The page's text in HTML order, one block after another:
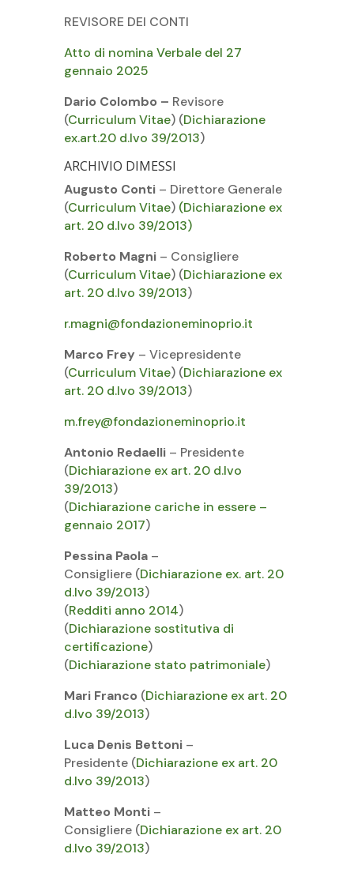
REVISORE DEI CONTI
Atto di nomina Verbale del 27
gennaio 2025
Dario Colombo – Revisore
(Curriculum Vitae) (Dichiarazione
ex.art.20 d.Ivo 39/2013)
ARCHIVIO DIMESSI
Augusto Conti– Direttore Generale
(Curriculum Vitae) (Dichiarazione ex
art. 20 d.lvo 39/2013)
Roberto Magni– Consigliere
(Curriculum Vitae) (Dichiarazione ex
art. 20 d.lvo 39/2013)
r.magni@fondazioneminoprio.it
Marco Frey – Vicepresidente
(Curriculum Vitae) (Dichiarazione ex
art. 20 d.lvo 39/2013)
m.frey@fondazioneminoprio.it
Antonio Redaelli– Presidente
(Dichiarazione ex art. 20 d.lvo
39/2013)
(Dichiarazione cariche in essere –
gennaio 2017)
Pessina Paola–
Consigliere (Dichiarazione ex. art. 20
d.lvo 39/2013)
(Redditi anno 2014)
(Dichiarazione sostitutiva di
certificazione)
(Dichiarazione stato patrimoniale)
Mari Franco (Dichiarazione ex art. 20
d.lvo 39/2013)
Luca Denis Bettoni–
Presidente (Dichiarazione ex art. 20
d.lvo 39/2013)
Matteo Monti–
Consigliere (Dichiarazione ex art. 20
d.lvo 39/2013)